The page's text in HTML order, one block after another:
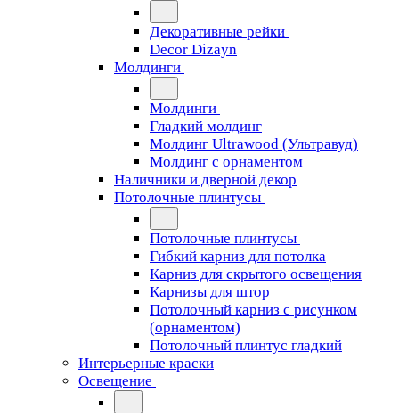
Декоративные рейки
Decor Dizayn
Молдинги
Молдинги
Гладкий молдинг
Молдинг Ultrawood (Ультравуд)
Молдинг с орнаментом
Наличники и дверной декор
Потолочные плинтусы
Потолочные плинтусы
Гибкий карниз для потолка
Карниз для скрытого освещения
Карнизы для штор
Потолочный карниз с рисунком
(орнаментом)
Потолочный плинтус гладкий
Интерьерные краски
Освещение